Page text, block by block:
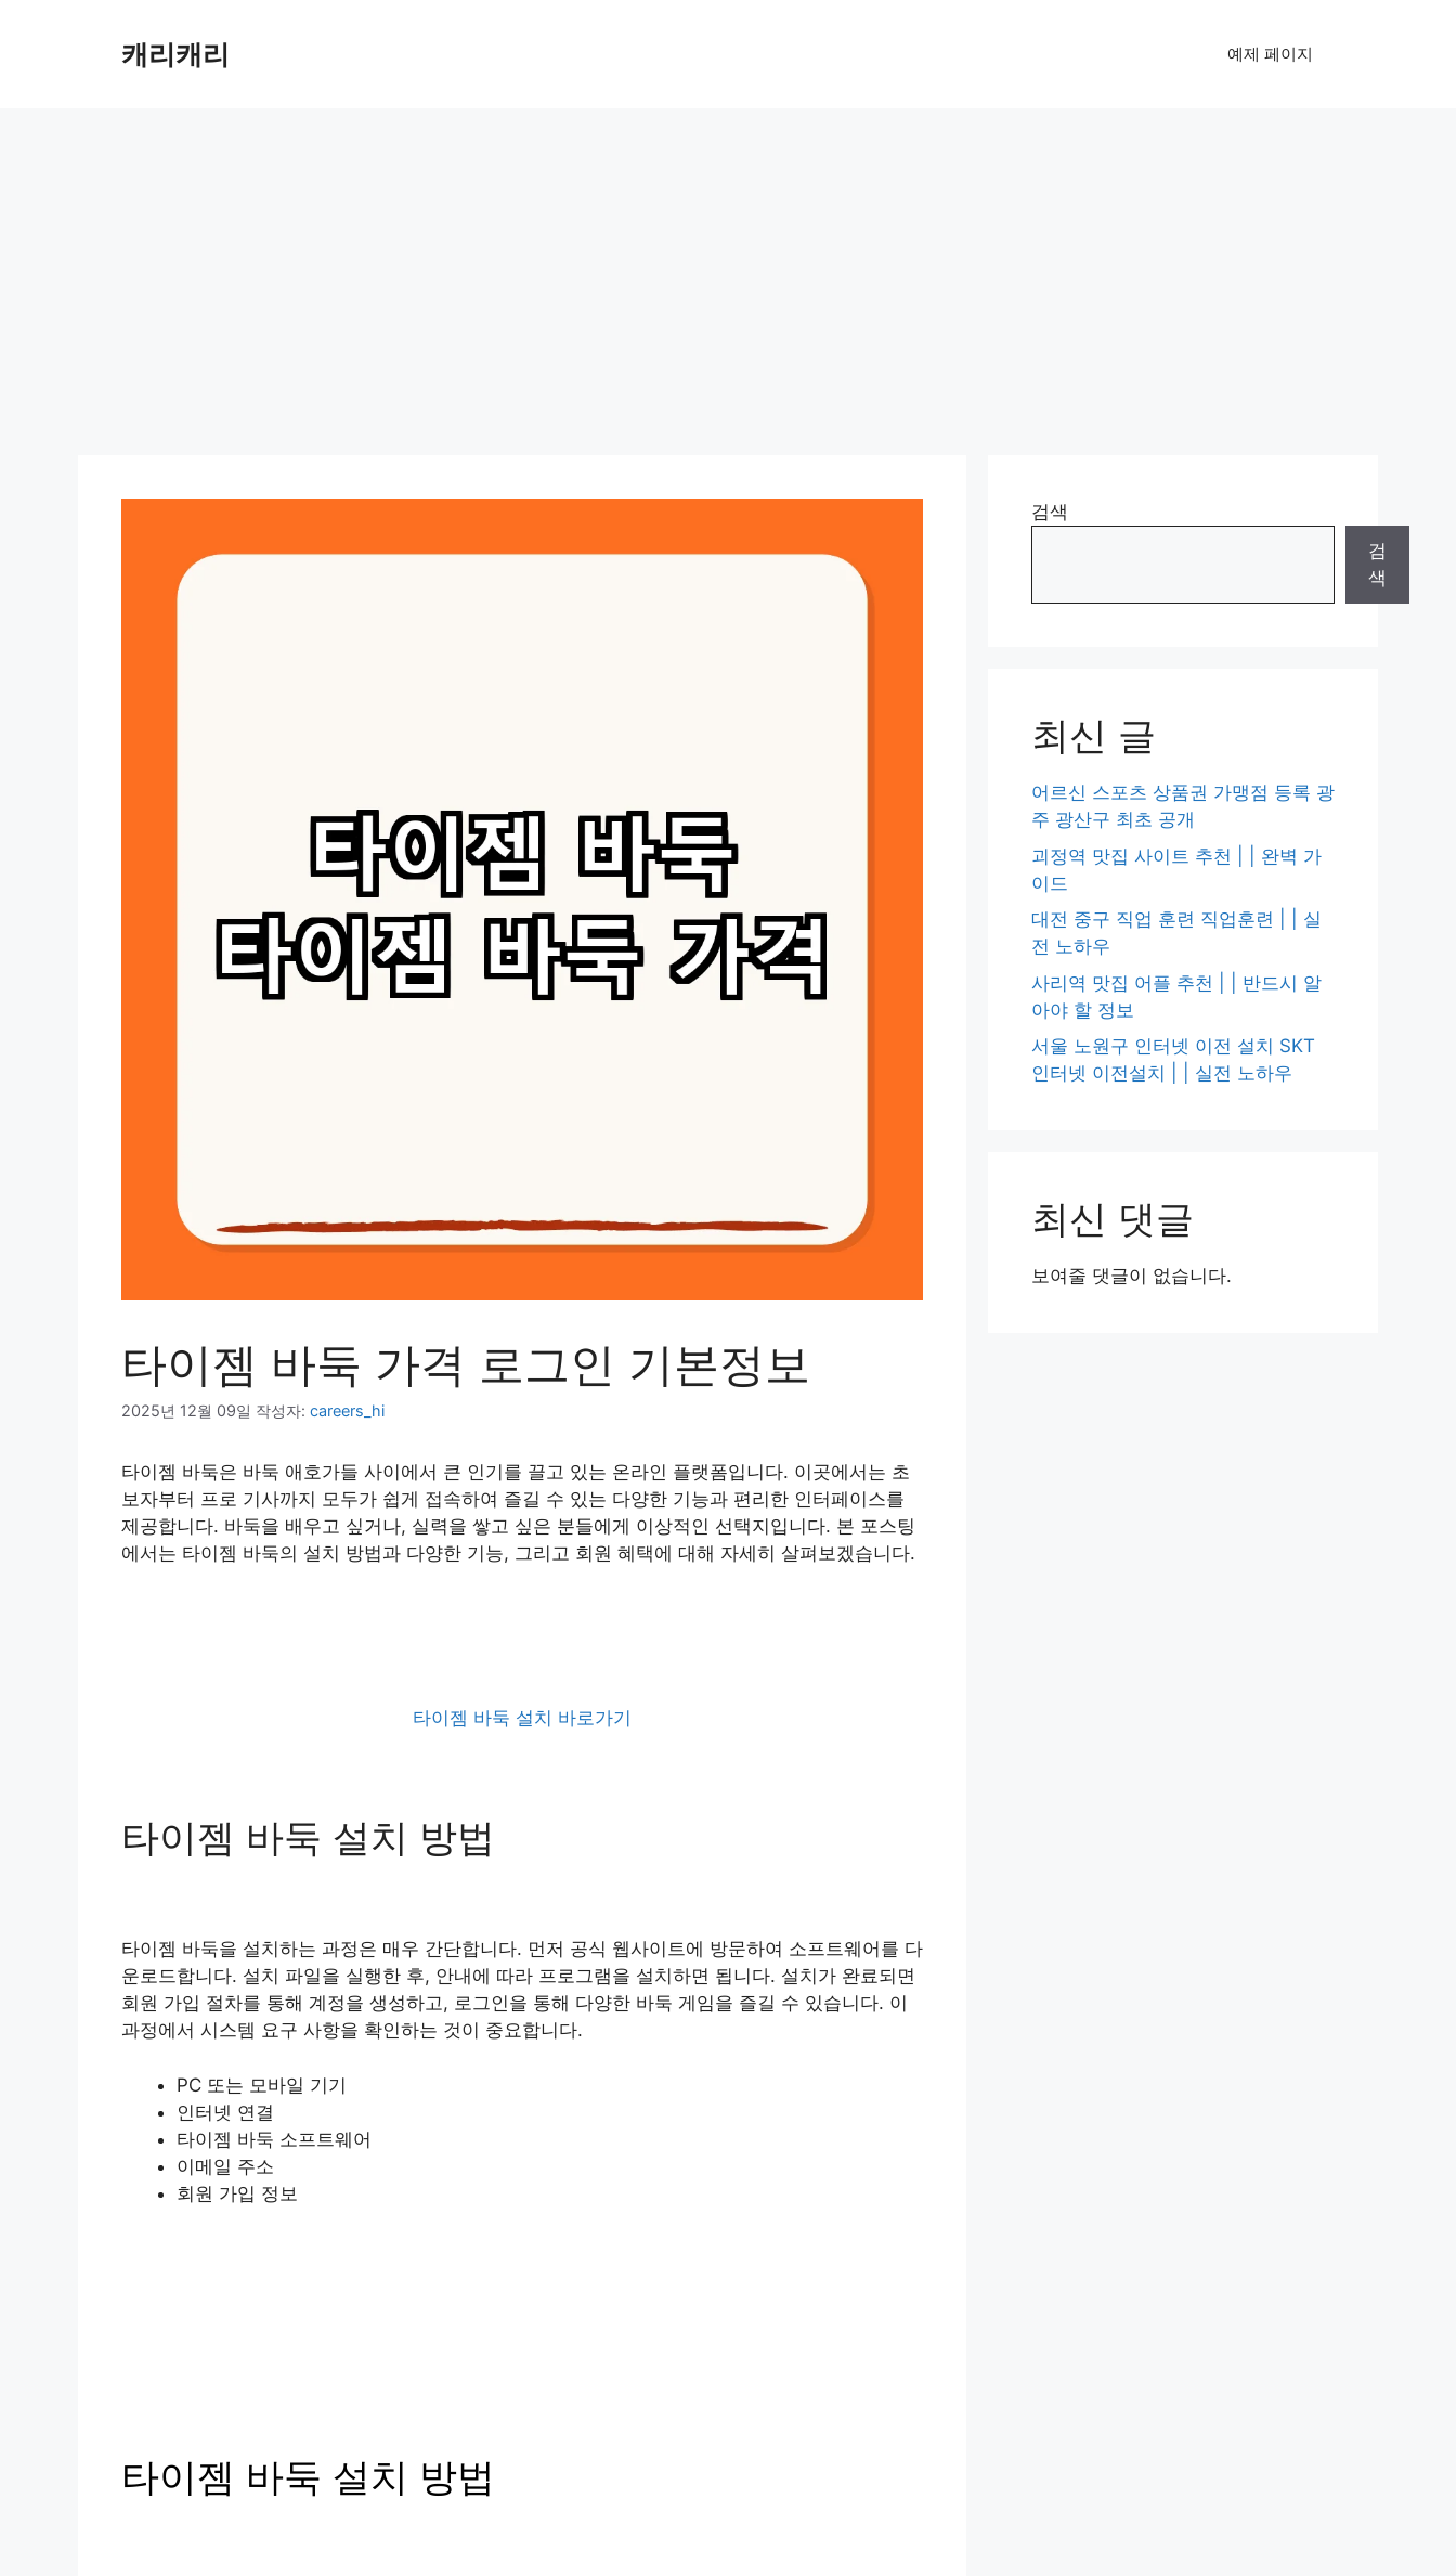
캐리캐리 예제 페이지
타이젬 바둑 가격 로그인 기본정보
2025년 12월 09일 작성자: careers_hi
타이젬 바둑은 바둑 애호가들 사이에서 큰 인기를 끌고 있는 온라인 플랫폼입니다. 이곳에서는 초
보자부터 프로 기사까지 모두가 쉽게 접속하여 즐길 수 있는 다양한 기능과 편리한 인터페이스를
제공합니다. 바둑을 배우고 싶거나, 실력을 쌓고 싶은 분들에게 이상적인 선택지입니다. 본 포스팅
에서는 타이젬 바둑의 설치 방법과 다양한 기능, 그리고 회원 혜택에 대해 자세히 살펴보겠습니다.
타이젬 바둑 설치 바로가기
타이젬 바둑 설치 방법
타이젬 바둑을 설치하는 과정은 매우 간단합니다. 먼저 공식 웹사이트에 방문하여 소프트웨어를 다
운로드합니다. 설치 파일을 실행한 후, 안내에 따라 프로그램을 설치하면 됩니다. 설치가 완료되면
회원 가입 절차를 통해 계정을 생성하고, 로그인을 통해 다양한 바둑 게임을 즐길 수 있습니다. 이
과정에서 시스템 요구 사항을 확인하는 것이 중요합니다.
PC 또는 모바일 기기
인터넷 연결
타이젬 바둑 소프트웨어
이메일 주소
회원 가입 정보
타이젬 바둑 설치 방법
검색
검
색
최신 글
어르신 스포츠 상품권 가맹점 등록 광
주 광산구 최초 공개
괴정역 맛집 사이트 추천 | | 완벽 가
이드
대전 중구 직업 훈련 직업훈련 | | 실
전 노하우
사리역 맛집 어플 추천 | | 반드시 알
아야 할 정보
서울 노원구 인터넷 이전 설치 SKT
인터넷 이전설치 | | 실전 노하우
최신 댓글
보여줄 댓글이 없습니다.